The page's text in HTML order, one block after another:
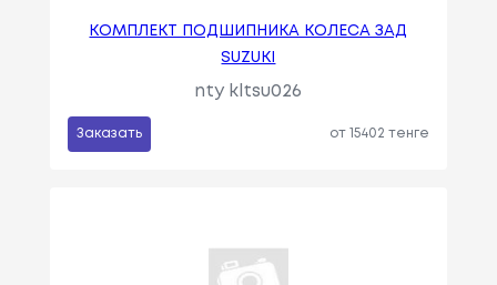
КОМПЛЕКТ ПОДШИПНИКА КОЛЕСА ЗАД
SUZUKI
nty kltsu026
Заказать от 15402 тенге